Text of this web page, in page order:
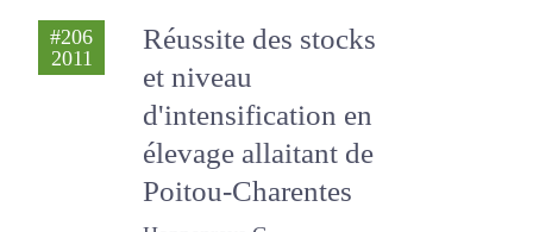
Peyrille S.
Réussite des
stocks et niveau
d'intensification